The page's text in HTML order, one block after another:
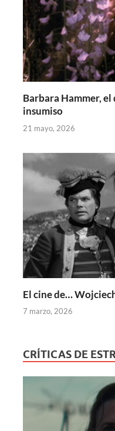
Barbara Hammer,
insumiso
21 mayo, 2026
El cine de…
7 marzo, 2026
CRÍTICAS DE